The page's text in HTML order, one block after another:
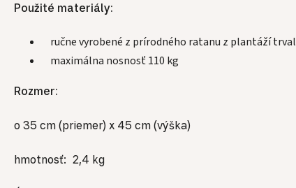
Použité materiály:
ručne vyrobené z prírodného ratanu z plantáží
maximálna nosnosť 110 kg
Rozmer:
o 35 cm (priemer) x 45 cm (výška)
hmotnosť: 2,4 kg